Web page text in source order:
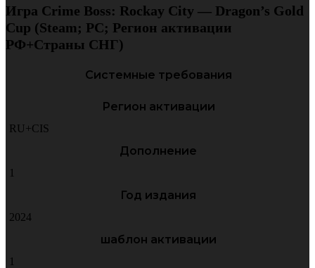
Игра Crime Boss: Rockay City — Dragon’s Gold
Cup (Steam; PC; Регион активации
РФ+Страны СНГ)
Системные требования
Регион активации
RU+CIS
Дополнение
1
Год издания
2024
шаблон активации
1